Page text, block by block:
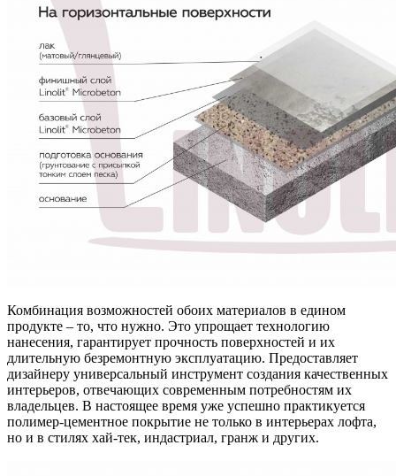
Комбинация возможностей обоих материалов в едином
продукте – то, что нужно. Это упрощает технологию
нанесения, гарантирует прочность поверхностей и их
длительную безремонтную эксплуатацию. Предоставляет
дизайнеру универсальный инструмент создания качественных
интерьеров, отвечающих современным потребностям их
владельцев. В настоящее время уже успешно практикуется
полимер-цементное покрытие не только в интерьерах лофта,
но и в стилях хай-тек, индастриал, гранж и других.